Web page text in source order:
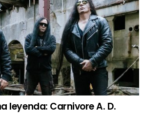
leyenda: Carnivore A. D.